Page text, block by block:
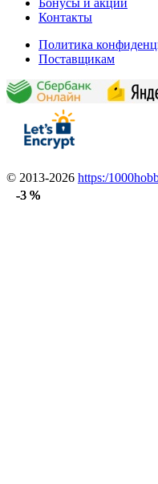
-3 %
-3 %
-3 %
Контакты
Политика
Поставщикам
© 2013-2026 https:/